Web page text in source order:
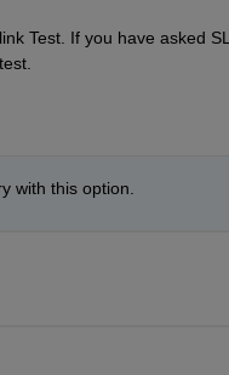
Test. If you have asked
with this option.